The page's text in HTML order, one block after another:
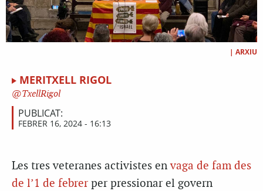
| ARXIU
MERITXELL RIGOL
TxellRigol
PUBLICAT:
FEBRER 16, 2024 - 16:13
Les tres veteranes activistes envaga de fam des
de l’1 de febrer per pressionar el govern